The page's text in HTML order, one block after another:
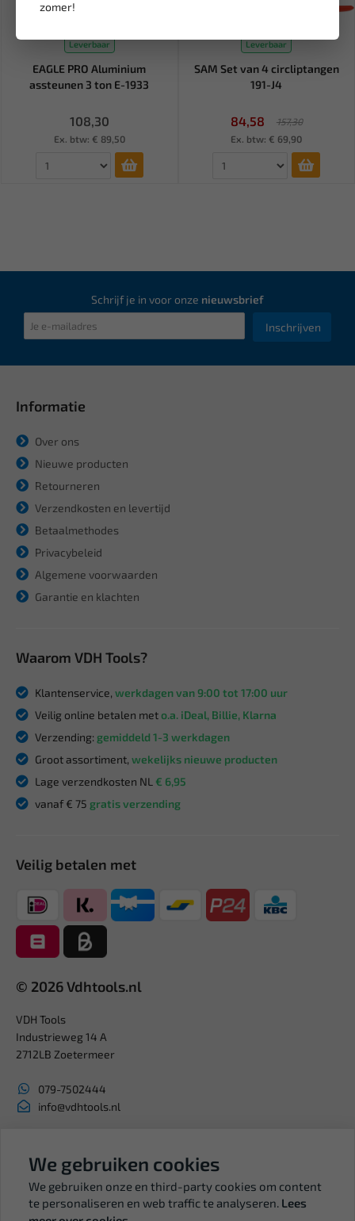
zomer!
Leverbaar
EAGLE PRO Aluminium
assteunen 3 ton E-1933
108,30
Ex. btw: € 89,50
Leverbaar
SAM Set van 4 circliptangen
191-J4
84,58
157,30
Ex. btw: € 69,90
Schrijf je in voor onze nieuwsbrief
Inschrijven
Informatie
Over ons
Nieuwe producten
Retourneren
Verzendkosten en levertijd
Betaalmethodes
Privacybeleid
Algemene voorwaarden
Garantie en klachten
Waarom VDH Tools?
Klantenservice, werkdagen van 9:00 tot 17:00 uur
Veilig online betalen meto.a. iDeal, Billie, Klarna
Verzending: gemiddeld 1-3 werkdagen
Groot assortiment, wekelijks nieuwe producten
Lage verzendkosten NL € 6,95
vanaf € 75 gratis verzending
Veilig betalen met
© 2026 Vdhtools.nl
VDH Tools
Industrieweg 14 A
2712LB Zoetermeer
079-7502444
info@vdhtools.nl
BTW: NL819958657B01
We gebruiken cookies
We gebruiken onze en third-party cookies om content
te personaliseren en web traffic te analyseren. Lees